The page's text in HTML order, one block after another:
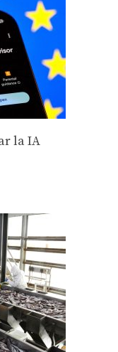
la IA